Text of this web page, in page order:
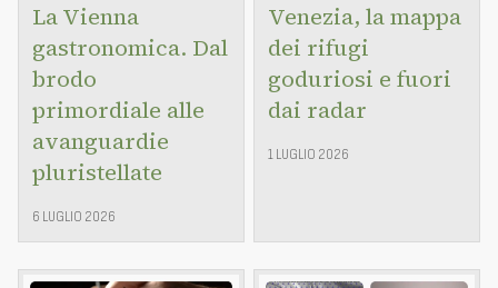
La Vienna
gastronomica. Dal
brodo
primordiale alle
avanguardie
pluristellate
6 LUGLIO 2026
Venezia, la mappa
dei rifugi
goduriosi e fuori
dai radar
1 LUGLIO 2026